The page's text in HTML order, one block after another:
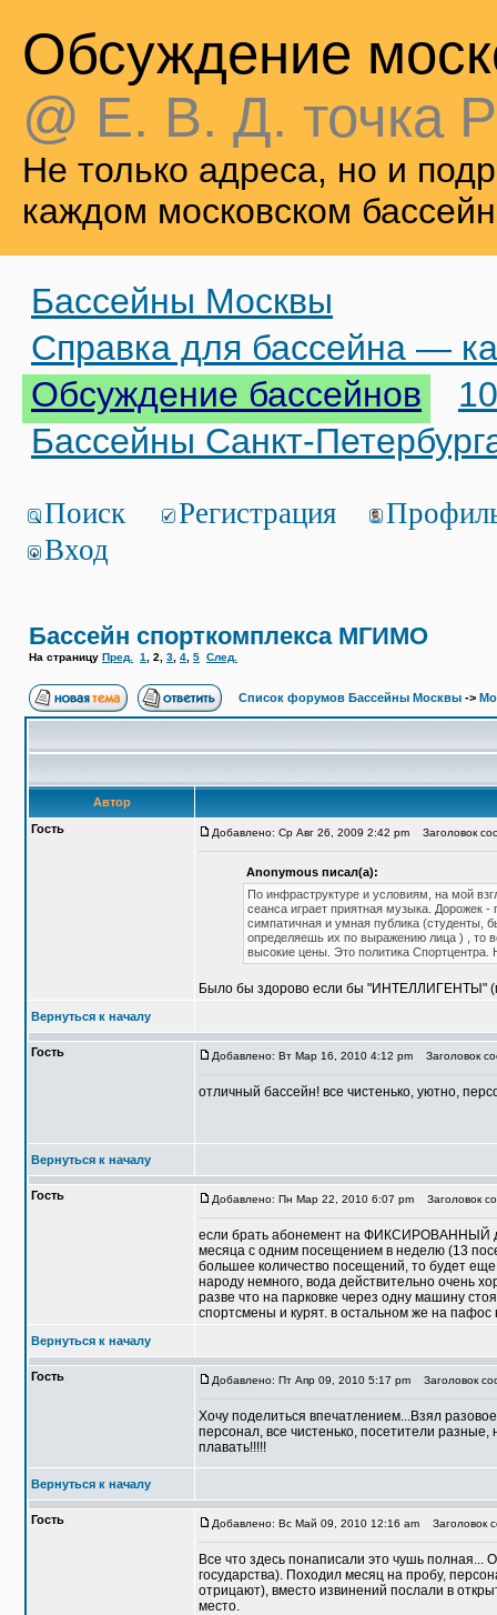
Обсуждение
@ Е. В. Д. точка
Не только адреса, но и
каждом московском
Бассейны Москвы
Справка для бассейна —
Обсуждение бассейнов
Бассейны Санкт-
Поиск Регистрация
Вход
Бассейн спорткомплекса МГИМО
На страницу Пред. 1 2 3 4 5 След.
Список форумов Бассейны Москвы ->
Автор
Гость
Добавлено: Ср Авг 26, 2009 2:42 pm Заголовок
Anonymous писал(а):
По инфраструктуре и условиям, на мой
сеанса играет приятная музыка. Дорожек -
симпатичная и умная публика (студенты,
определяешь их по выражению лица ) , то
высокие цены. Это политика Спортцентра.
Было бы здорово если бы "ИНТЕЛЛИГЕНТЫ"
Вернуться к началу
Гость Добавлено: Вт Мар 16, 2010 4:12 pm Заголовок
отличный бассейн! все чистенько, уютно,
Вернуться к началу
Гость Добавлено: Пн Мар 22, 2010 6:07 pm Заголовок
если брать абонемент на ФИКСИРОВАННЫЙ
месяца с одним посещением в неделю (13
большее количество посещений, то будет
народу немного, вода действительно очень
разве что на парковке через одну машину
спортсмены и курят. в остальном же на пафос
Вернуться к началу
Гость Добавлено: Пт Апр 09, 2010 5:17 pm Заголовок
Хочу поделиться впечатлением...Взял
персонал, все чистенько, посетители
плавать!!!!!
Вернуться к началу
Гость Добавлено: Вс Май 09, 2010 12:16 am Заголовок
Все что здесь понаписали это чушь полная...
государства). Походил месяц на пробу,
отрицают), вместо извинений послали в
место.